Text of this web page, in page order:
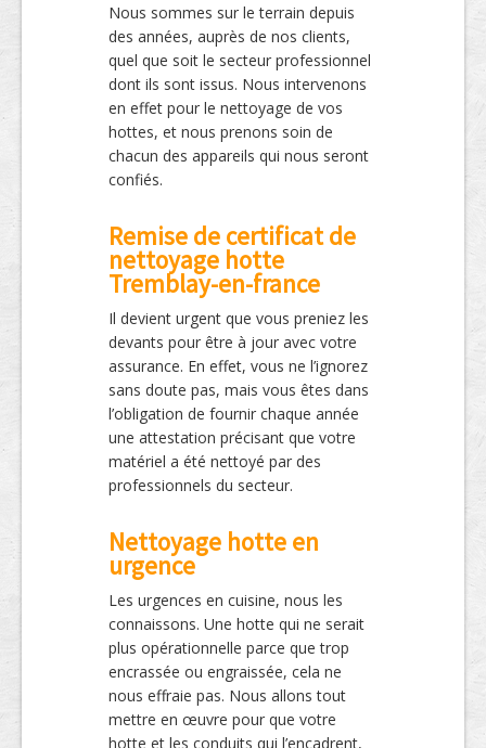
Nous sommes sur le terrain depuis
des années, auprès de nos clients,
quel que soit le secteur professionnel
dont ils sont issus. Nous intervenons
en effet pour le nettoyage de vos
hottes, et nous prenons soin de
chacun des appareils qui nous seront
confiés.
Remise de certificat de
nettoyage hotte
Tremblay-en-france
Il devient urgent que vous preniez les
devants pour être à jour avec votre
assurance. En effet, vous ne l’ignorez
sans doute pas, mais vous êtes dans
l’obligation de fournir chaque année
une attestation précisant que votre
matériel a été nettoyé par des
professionnels du secteur.
Nettoyage hotte en
urgence
Les urgences en cuisine, nous les
connaissons. Une hotte qui ne serait
plus opérationnelle parce que trop
encrassée ou engraissée, cela ne
nous effraie pas. Nous allons tout
mettre en œuvre pour que votre
hotte et les conduits qui l’encadrent,